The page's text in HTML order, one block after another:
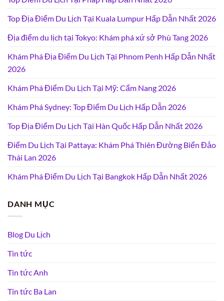
Top Địa Điểm Du Lịch Tại Kuala Lumpur Hấp Dẫn Nhất 2026
Địa điểm du lịch tại Tokyo: Khám phá xứ sở Phù Tang 2026
Khám Phá Địa Điểm Du Lịch Tại Phnom Penh Hấp Dẫn Nhất
2026
Khám Phá Điểm Du Lịch Tại Mỹ: Cẩm Nang 2026
Khám Phá Sydney: Top Điểm Du Lịch Hấp Dẫn 2026
Top Địa Điểm Du Lịch Tại Hàn Quốc Hấp Dẫn Nhất 2026
Điểm Du Lịch Tại Pattaya: Khám Phá Thiên Đường Biển Đảo
Thái Lan 2026
Khám Phá Điểm Du Lịch Tại Bangkok Hấp Dẫn Nhất 2026
DANH MỤC
Blog Du Lịch
Tin tức
Tin tức Anh
Tin tức Ba Lan